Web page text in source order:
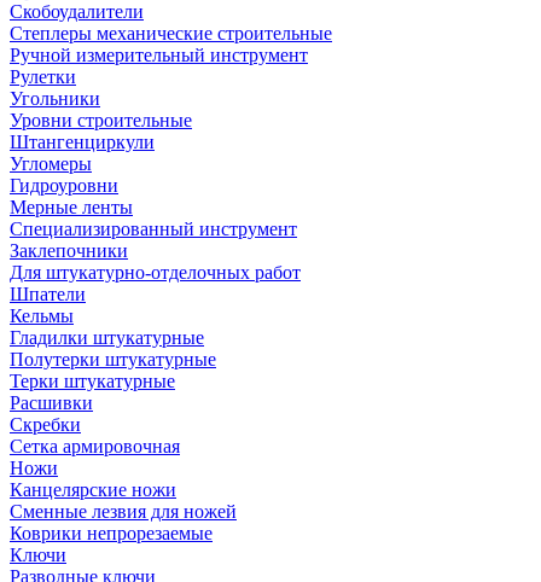
Скобоудалители
Степлеры механические строительные
Ручной измерительный инструмент
Рулетки
Угольники
Уровни строительные
Штангенциркули
Угломеры
Гидроуровни
Мерные ленты
Специализированный инструмент
Заклепочники
Для штукатурно-отделочных работ
Шпатели
Кельмы
Гладилки штукатурные
Полутерки штукатурные
Терки штукатурные
Расшивки
Скребки
Сетка армировочная
Ножи
Канцелярские ножи
Сменные лезвия для ножей
Коврики непрорезаемые
Ключи
Разводные ключи